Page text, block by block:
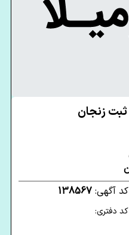
کد آگهی: 138567
کد دفتری: